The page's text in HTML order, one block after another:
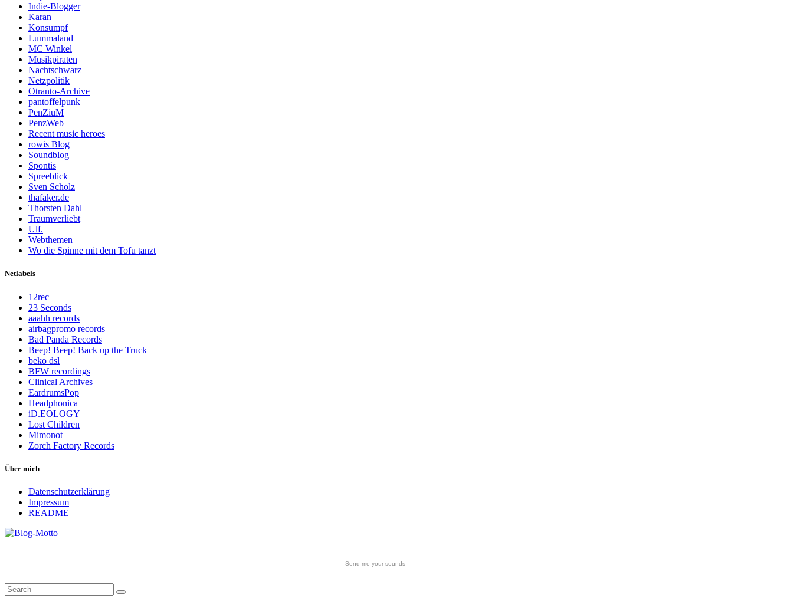
Indie-Blogger
Karan
Konsumpf
Lummaland
MC Winkel
Musikpiraten
Nachtschwarz
Netzpolitik
Otranto-Archive
pantoffelpunk
PenZiuM
PenzWeb
Recent music heroes
rowis Blog
Soundblog
Spontis
Spreeblick
Sven Scholz
thafaker.de
Thorsten Dahl
Traumverliebt
Ulf.
Webthemen
Wo die Spinne mit dem Tofu tanzt
Netlabels
12rec
23 Seconds
aaahh records
airbagpromo records
Bad Panda Records
Beep! Beep! Back up the Truck
beko dsl
BFW recordings
Clinical Archives
EardrumsPop
Headphonica
iD.EOLOGY
Lost Children
Mimonot
Zorch Factory Records
Über mich
Datenschutzerklärung
Impressum
README
Send me your sounds